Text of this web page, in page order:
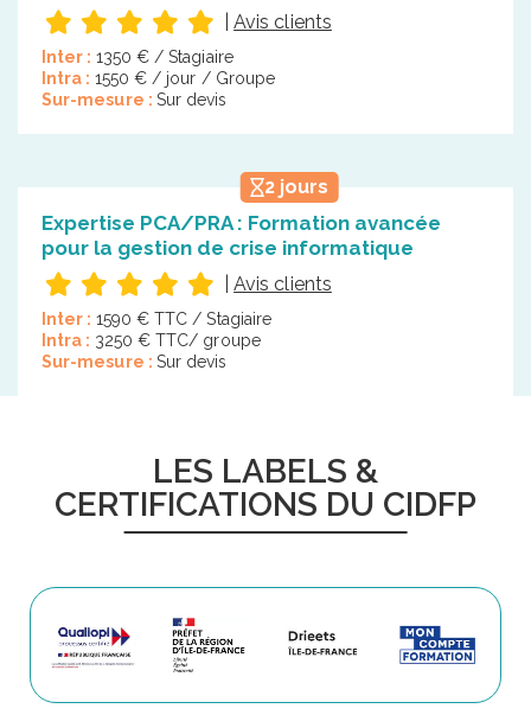
Avis clients
Inter : 1350 € / Stagiaire
Intra : 1550 € / jour / Groupe
Sur-mesure : Sur devis
2 jours
Expertise PCA/PRA : Formation avancée
pour la gestion de crise informatique
Avis clients
Inter : 1590 € TTC / Stagiaire
Intra : 3250 € TTC/ groupe
Sur-mesure : Sur devis
LES LABELS &
CERTIFICATIONS DU CIDFP